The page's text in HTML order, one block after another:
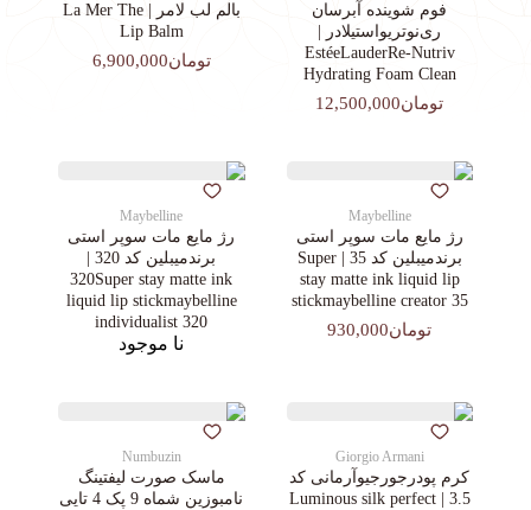
فوم شوینده آبرسان
ری‌نوتریواستیلادر |
EstéeLauderRe-Nutriv
Hydrating Foam Clean
تومان12,500,000
بالم لب لامر | La Mer The
Lip Balm
تومان6,900,000
Maybelline
رژ مایع مات سوپر استی‌
برندمیبلین کد 35 | Super
stay matte ink liquid lip
stickmaybelline creator 35
تومان930,000
Maybelline
رژ مایع مات سوپر استی‌
برندمیبلین کد 320 |
320Super stay matte ink
liquid lip stickmaybelline
individualist 320
نا موجود
Giorgio Armani
کرم پودرجورجیوآرمانی کد
3.5 | Luminous silk perfect
Numbuzin
ماسک صورت لیفتینگ
نامبوزین شماه 9 پک 4 تایی